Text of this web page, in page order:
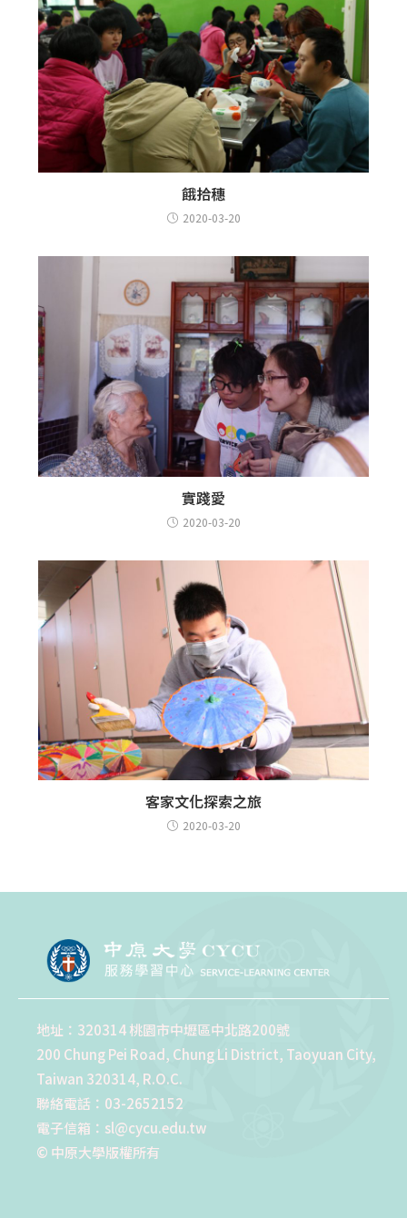
餓拾穗
2020-03-20
實踐愛
2020-03-20
客家文化探索之旅
2020-03-20
地址：320314 桃園市中壢區中北路200號
200 Chung Pei Road, Chung Li District, Taoyuan City,
Taiwan 320314, R.O.C.
聯絡電話：03-2652152
電子信箱：sl@cycu.edu.tw
© 中原大學版權所有